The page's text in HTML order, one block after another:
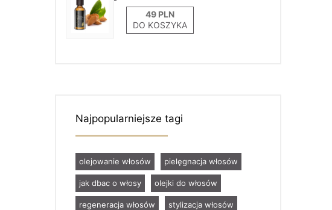
DO KOSZYKA
Najpopularniejsze tagi
olejowanie włosów pielęgnacja włosów
jak dbac o włosy olejki do włosów
regeneracja włosów stylizacja włosów